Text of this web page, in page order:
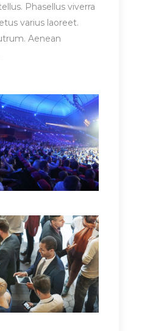
Phasellus viverra
varius laoreet.
Aenean